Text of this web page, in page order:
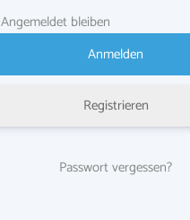
Angemeldet bleiben
Registrieren
Passwort vergessen?